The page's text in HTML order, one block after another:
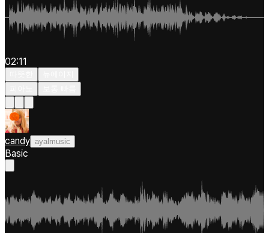
02:11
candy ayalmusic
Basic